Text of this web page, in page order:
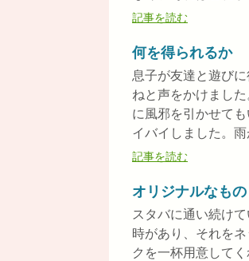
記事を読む
何を得られるか
息子が友達と遊び
ねと声をかけまし
に風邪を引かせて
イバイしました。
記事を読む
オリジナルなもの
スタバに通い続け
時があり、それを
クを一杯用意して